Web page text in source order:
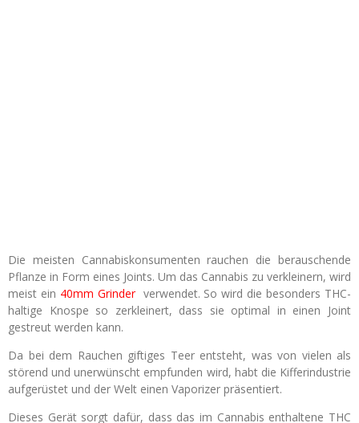
Die meisten Cannabiskonsumenten rauchen die berauschende
Pflanze in Form eines Joints. Um das Cannabis zu verkleinern, wird
meist ein 40mm Grinder verwendet. So wird die besonders THC-
haltige Knospe so zerkleinert, dass sie optimal in einen Joint
gestreut werden kann.
Da bei dem Rauchen giftiges Teer entsteht, was von vielen als
störend und unerwünscht empfunden wird, habt die Kifferindustrie
aufgerüstet und der Welt einen Vaporizer präsentiert.
Dieses Gerät sorgt dafür, dass das im Cannabis enthaltene THC